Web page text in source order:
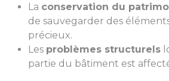
La conservation du
de sauvegarder des
précieux.
Les problèmes structurels
partie du bâtiment est